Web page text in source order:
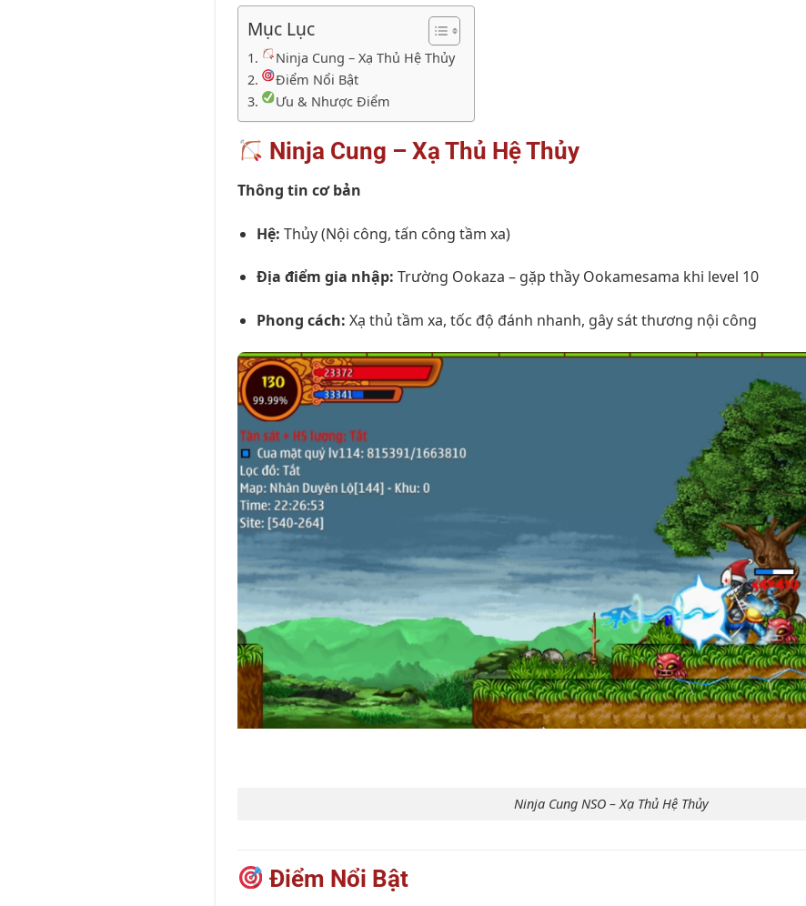
Mục Lục
Ninja Cung – Xạ Thủ Hệ Thủy
Điểm Nổi Bật
Ưu & Nhược Điểm
Ninja Cung – Xạ Thủ Hệ Thủy
Thông tin cơ bản
Hệ: Thủy (Nội công, tấn công tầm xa)
Địa điểm gia nhập: Trường Ookaza – gặp thầy Ookamesama khi level 10
Phong cách: Xạ thủ tầm xa, tốc độ đánh nhanh, gây sát thương nội công
Ninja Cung NSO – Xạ Thủ Hệ Thủy
Điểm Nổi Bật